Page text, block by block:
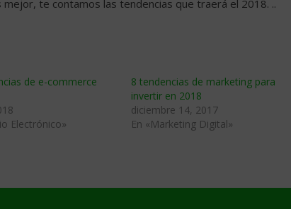
mejor, te contamos las tendencias que traerá el 2018. ..
de e-commerce
Electrónico»
8 tendencias de marketing para
invertir en 2018
diciembre 14, 2017
En «Marketing Digital»